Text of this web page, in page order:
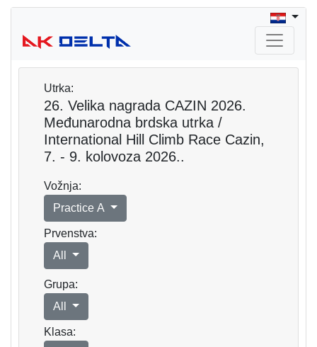
Utrka:
26. Velika nagrada CAZIN 2026.
Međunarodna brdska utrka /
International Hill Climb Race Cazin,
7. - 9. kolovoza 2026..
Vožnja:
Practice A
Prvenstva:
All
Grupa:
All
Klasa: